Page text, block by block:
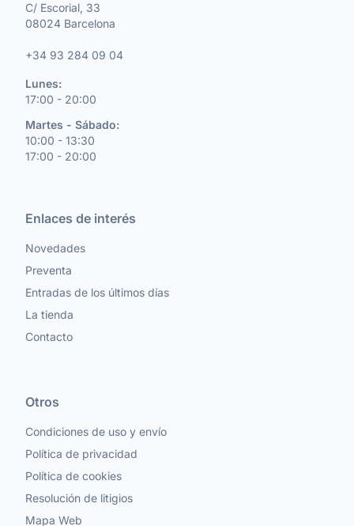
C/ Escorial, 33
08024 Barcelona
+34 93 284 09 04
Lunes:
17:00 - 20:00
Martes - Sábado:
10:00 - 13:30
17:00 - 20:00
Enlaces de interés
Novedades
Preventa
Entradas de los últimos días
La tienda
Contacto
Otros
Condiciones de uso y envío
Política de privacidad
Política de cookies
Resolución de litigios
Mapa Web